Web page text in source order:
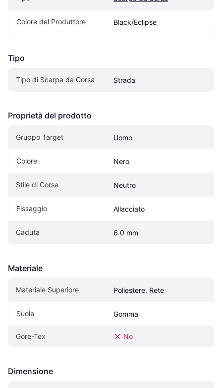
Colore del Produttore Black/Eclipse
Tipo
Tipo di Scarpa da Corsa Strada
Proprietà del prodotto
Gruppo Target Uomo
Colore Nero
Stile di Corsa Neutro
Fissaggio Allacciato
Caduta 6.0 mm
Materiale
Materiale Superiore Poliestere, Rete
Suola Gomma
Gore-Tex No
Dimensione